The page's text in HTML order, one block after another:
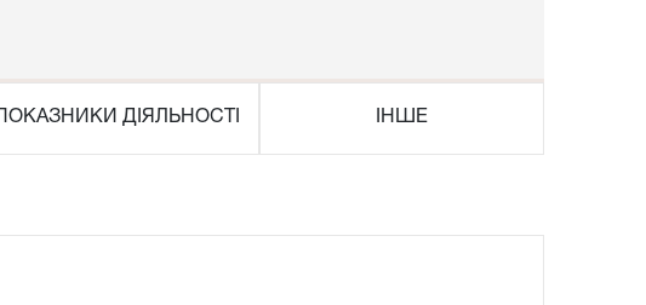
ПОКАЗНИКИ ДІЯЛЬНОСТІ ІНШЕ